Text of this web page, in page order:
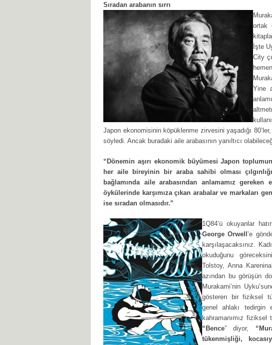
Sıradan arabanın sırrı
ortak
İşte
City
Yine
Japon ekonomisinin köpüklenme zirvesini yaşadığı
söyledi. Ancak buradaki aile arabasının yanıltıcı
“Dönemin aşırı ekonomik büyümesi Japon
her aile bireyinin bir araba sahibi olması
bağlamında aile arabasından anlamamız gereken
öykülerinde karşımıza çıkan arabalar ve markaları
ise sıradan olmasıdır.”
1Q84’ü okuyanlar
George Orwell’e
karşılaşacaksınız.
okuduğunu
Tolstoy, Anna
azından bu görüşün
Murakami’nin
gösteren bir fiziksel
genel ahlakı tedirgin
kahramanımız fiziksel
“Bence” diyor,
tükenmişliği,